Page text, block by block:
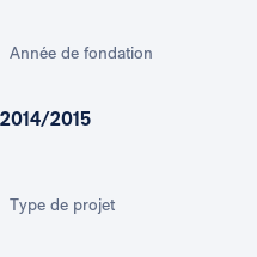
Année de fondation
2014/2015
Type de projet